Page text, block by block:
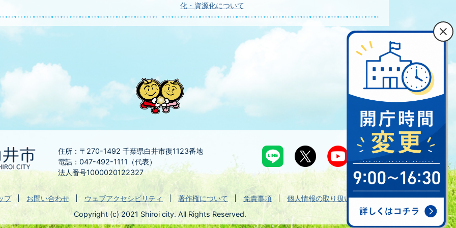
化・資源化について
住所：〒270-1492 千葉県白井市復1123番地
電話：047-492-1111（代表）
法人番号1000020122327
プ お問い合わせ ウェブアクセシビリティ 著作権について 免責事項
個人情報の取り扱い
Copyright (c) 2021 Shiroi city. All Rights Reserved.